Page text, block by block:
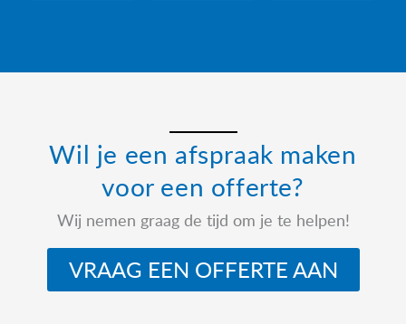
Wil je een afspraak maken
voor een offerte?
Wij nemen graag de tijd om je te helpen!
VRAAG EEN OFFERTE AAN